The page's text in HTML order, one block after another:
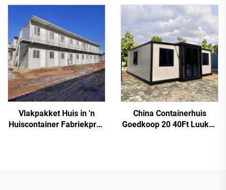
Australië
Slaapkamer
Vlakpakket Huis in 'n
Huiscontainer Fabriekprys
China Containerhuis
Goedkoop 20 40Ft Luukse